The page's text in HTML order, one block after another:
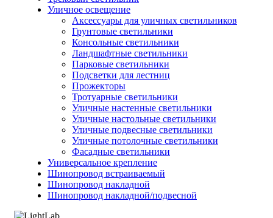
Уличное освещение
Аксессуары для уличных светильников
Грунтовые светильники
Консольные светильники
Ландшафтные светильники
Парковые светильники
Подсветки для лестниц
Прожекторы
Тротуарные светильники
Уличные настенные светильники
Уличные настольные светильники
Уличные подвесные светильники
Уличные потолочные светильники
Фасадные светильники
Универсальное крепление
Шинопровод встраиваемый
Шинопровод накладной
Шинопровод накладной/подвесной